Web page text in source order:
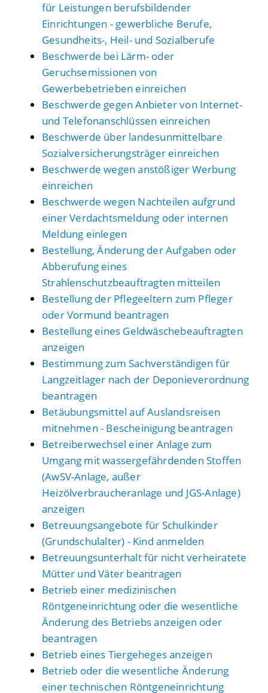
für Leistungen berufsbildender
Einrichtungen - gewerbliche Berufe,
Gesundheits-, Heil- und Sozialberufe
Beschwerde bei Lärm- oder
Geruchsemissionen von
Gewerbebetrieben einreichen
Beschwerde gegen Anbieter von Internet-
und Telefonanschlüssen einreichen
Beschwerde über landesunmittelbare
Sozialversicherungsträger einreichen
Beschwerde wegen anstößiger Werbung
einreichen
Beschwerde wegen Nachteilen aufgrund
einer Verdachtsmeldung oder internen
Meldung einlegen
Bestellung, Änderung der Aufgaben oder
Abberufung eines
Strahlenschutzbeauftragten mitteilen
Bestellung der Pflegeeltern zum Pfleger
oder Vormund beantragen
Bestellung eines Geldwäschebeauftragten
anzeigen
Bestimmung zum Sachverständigen für
Langzeitlager nach der Deponieverordnung
beantragen
Betäubungsmittel auf Auslandsreisen
mitnehmen - Bescheinigung beantragen
Betreiberwechsel einer Anlage zum
Umgang mit wassergefährdenden Stoffen
(AwSV-Anlage, außer
Heizölverbraucheranlage und JGS-Anlage)
anzeigen
Betreuungsangebote für Schulkinder
(Grundschulalter) - Kind anmelden
Betreuungsunterhalt für nicht verheiratete
Mütter und Väter beantragen
Betrieb einer medizinischen
Röntgeneinrichtung oder die wesentliche
Änderung des Betriebs anzeigen oder
beantragen
Betrieb eines Tiergeheges anzeigen
Betrieb oder die wesentliche Änderung
einer technischen Röntgeneinrichtung